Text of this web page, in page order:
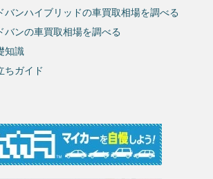
バンハイブリッドの車買取相場を調べる
バンの車買取相場を調べる
知識
ちガイド